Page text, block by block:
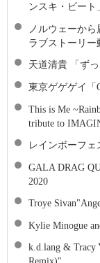
ンスキ・ビート」
ノルウェーか
ラブストーリー
天道清貴 「ずっ
東京ゲゲゲイ「
This is Me
tribute to
レインボーフェ
GALA DRAG
2020
Troye
Kylie Minogue
k.d.lang & Tracy